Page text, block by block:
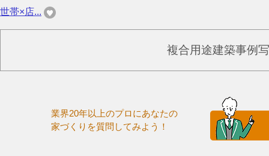
世帯×店...
複合用途建築事例
業界20年以上のプロにあなたの
家づくりを質問してみよう！